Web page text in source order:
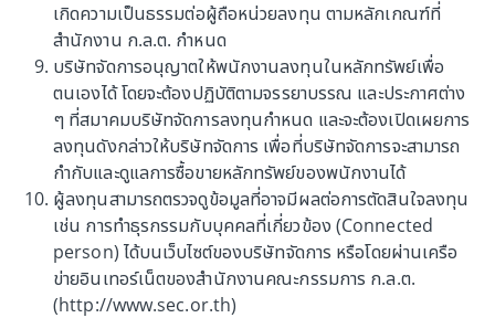
AIA GLOBAL EQUITY FUND & AIA
GLOBAL MODERATE STRATEGIC
ALLOCATION FUND COMMENTARY (AIA-
GEQ, AIA-GMSH) - พฤษภาคม 2569
Fund commentary
30 มิถุนายน 2569
AIA GLOBAL ALLOCATION FUNDS
COMMENTARY (AIA-GAA, AIA-GMA, AIA-
GCA AIA-GAA-UH, AIA-GMA-UH) -
พฤษภาคม 2569
Fund commentary
30 มิถุนายน 2569
เกิดความเป็นธรรมต่อผู้ถือหน่วยลงทุน ตามหลักเกณฑ์ที่
สำนักงาน ก.ล.ต. กำหนด
บริษัทจัดการอนุญาตให้พนักงานลงทุนในหลักทรัพย์เพื่อ
ตนเองได้ โดยจะต้องปฏิบัติตามจรรยาบรรณ และประกาศต่าง
ๆ ที่สมาคมบริษัทจัดการลงทุนกำหนด และจะต้องเปิดเผยการ
ลงทุนดังกล่าวให้บริษัทจัดการ เพื่อที่บริษัทจัดการจะสามารถ
กำกับและดูแลการซื้อขายหลักทรัพย์ของพนักงานได้
ผู้ลงทุนสามารถตรวจดูข้อมูลที่อาจมีผลต่อการตัดสินใจลงทุน
เช่น การทำธุรกรรมกับบุคคลที่เกี่ยวข้อง (Connected
person) ได้บนเว็บไซต์ของบริษัทจัดการ หรือโดยผ่านเครือ
ข่ายอินเทอร์เน็ตของสำนักงานคณะกรรมการ ก.ล.ต.
(http://www.sec.or.th)